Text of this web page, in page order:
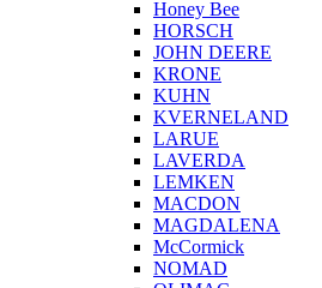
Honey Bee
HORSCH
JOHN DEERE
KRONE
KUHN
KVERNELAND
LARUE
LAVERDA
LEMKEN
MACDON
MAGDALENA
McCormick
NOMAD